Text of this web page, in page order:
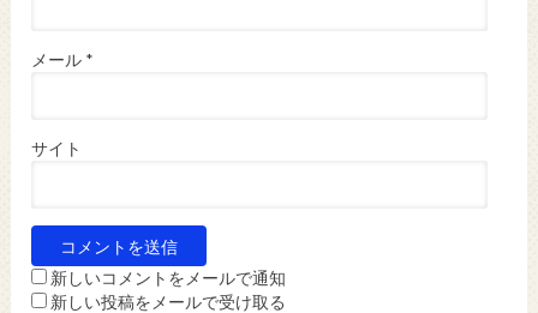
メール *
サイト
新しいコメントをメールで通知
新しい投稿をメールで受け取る